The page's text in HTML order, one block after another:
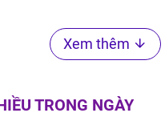
Xem thêm
TRONG NGÀY